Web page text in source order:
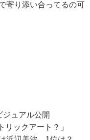
寄り添い合ってるの可
ュアル公開
ックアート？」